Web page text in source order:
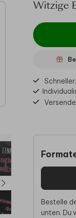
Witzige
Bestelle
unten. Du